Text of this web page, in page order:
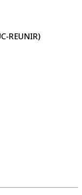
REUNIR)